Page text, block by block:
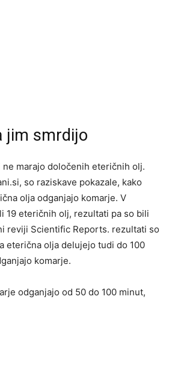
jim smrdijo
ne marajo določenih eteričnih olj.
so raziskave pokazale, kako
olja odganjajo komarje. V
19 eteričnih olj, rezultati pa so bili
reviji Scientific Reports. rezultati so
eterična olja delujejo tudi do 100
komarje.
odganjajo od 50 do 100 minut,